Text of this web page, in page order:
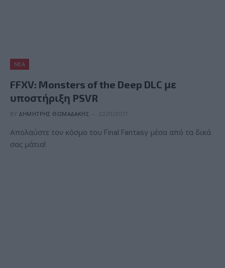
ΝΈΑ
FFXV: Monsters of the Deep DLC με
υποστήριξη PSVR
BY ΔΗΜΉΤΡΗΣ ΘΩΜΑΔΆΚΗΣ 22/11/2017
Απολαύστε τον κόσμο του Final Fantasy μέσα από τα δικά
σας μάτια!